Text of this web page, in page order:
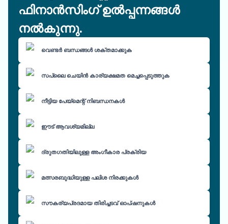
ഫിനാൻസിംഗ് ഉൽപ്പന്നങ്ങൾ
നൽകുന്നു.
വെണ്ടർ ബന്ധങ്ങൾ ശക്തമാക്കുക
സപ്ലൈ ചെയിൻ കാര്യക്ഷമത മെച്ചപ്പെടുത്തുക
നീട്ടിയ പേയ്മെന്റ് നിബന്ധനകൾ
ഈട് ആവശ്യമില്ല
ദ്രുതഗതിയിലുള്ള അംഗീകാര പ്രക്രിയ
മത്സരബുദ്ധിയുള്ള പലിശ നിരക്കുകൾ
സൗകര്യപ്രദമായ തിരിച്ചടവ് ഓപ്ഷനുകൾ